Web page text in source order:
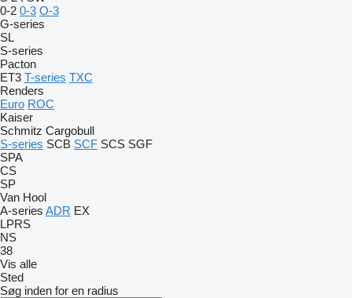
0-2 0-3 O-3
G-series
SL
S-series
Pacton
ET3 T-series TXC
Renders
Euro ROC
Kaiser
Schmitz Cargobull
S-series SCB SCF SCS SGF
SPA
CS
SP
Van Hool
A-series ADR EX
LPRS
NS
38
Vis alle
Sted
Søg inden for en radius